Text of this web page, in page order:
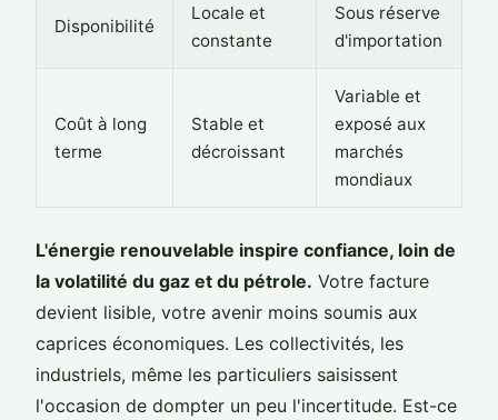
Disponibilité
Locale et
constante
Sous réserve
d'importation
Coût à long
terme
Stable et
décroissant
Variable et
exposé aux
marchés
mondiaux
L'énergie renouvelable inspire confiance, loin de
la volatilité du gaz et du pétrole. Votre facture
devient lisible, votre avenir moins soumis aux
caprices économiques. Les collectivités, les
industriels, même les particuliers saisissent
l'occasion de dompter un peu l'incertitude. Est-ce